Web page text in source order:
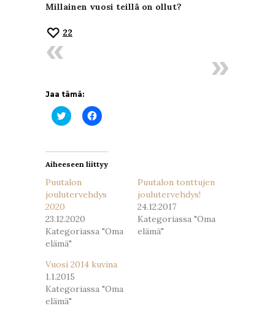
Millainen vuosi teillä on ollut?
22
Jaa tämä:
Jaa
Twitterissä(Avautuu
Jaa
Facebookissa(Avautuu
Aiheeseen liittyy
Puutalon
joulutervehdys
2020
23.12.2020
Kategoriassa "Oma
elämä"
Puutalon tonttujen
joulutervehdys!
24.12.2017
Kategoriassa "Oma
elämä"
Vuosi 2014 kuvina
1.1.2015
Kategoriassa "Oma
elämä"